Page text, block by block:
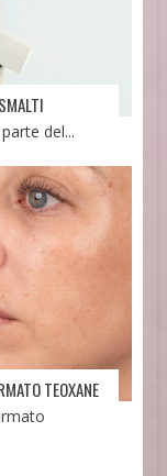
del...
TEOXANE